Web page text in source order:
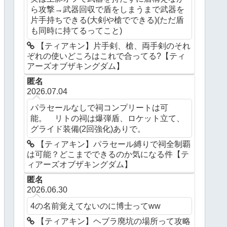
ら攻撃→武器回収で盾をしまうまで武器を
片手持ちできる(大剣や槍でできる)(ただ盾
も同時に持てるってこと)
【ティアキン】片手剣、槍、両手剣のそれ
ぞれの使いどころはこれで合ってる?【ティ
アーズオブザキングダム】
匿名
2026.07.04
パラセールなしで祠コンプリートは可
能。 リトの祠は爆弾盾、ロケット立て、
グライド装備(2回強化)ありで。
【ティアキン】パラセール縛りで祠全制覇
は可能？どこまでできるのか気になる件【テ
ィアーズオブザキングダム】
匿名
2026.06.30
4の名前覚えてないのに博士ってww
【ティアキン】ヘブラ廃坑の場所って攻略